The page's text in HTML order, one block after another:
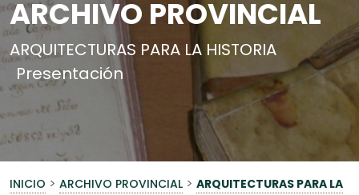
ARCHIVO PROVINCIAL
ARQUITECTURAS PARA LA HISTORIA
Presentación
INICIO > ARCHIVO PROVINCIAL > ARQUITECTURAS PARA LA